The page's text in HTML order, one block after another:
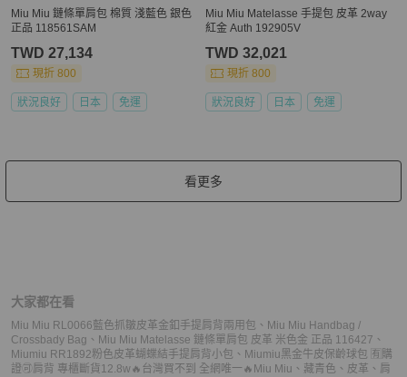
Miu Miu 鏈條單肩包 棉質 淺藍色 銀色
正品 118561SAM
TWD 27,134
現折 800
狀況良好 日本 免運
Miu Miu Matelasse 手提包 皮革 2way
紅金 Auth 192905V
TWD 32,021
現折 800
狀況良好 日本 免運
看更多
大家都在看
Miu Miu RL0066藍色抓皺皮革金釦手提肩背兩用包 、 Miu Miu Handbag /
Crossbady Bag 、 Miu Miu Matelasse 鏈條單肩包 皮革 米色金 正品 116427 、
Miumiu RR1892粉色皮革蝴蝶結手提肩背小包 、 Miumiu黑金牛皮保齡球包 🈶購
證🉑肩背 專櫃斷貨12.8w🔥台灣買不到 全網唯一🔥 Miu Miu 、 藏青色 、 皮革 、 肩